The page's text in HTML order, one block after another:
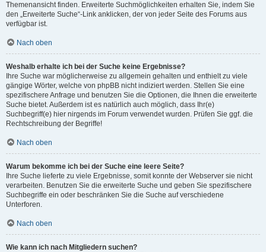
Themenansicht finden. Erweiterte Suchmöglichkeiten erhalten Sie, indem Sie
den „Erweiterte Suche“-Link anklicken, der von jeder Seite des Forums aus
verfügbar ist.
Nach oben
Weshalb erhalte ich bei der Suche keine Ergebnisse?
Ihre Suche war möglicherweise zu allgemein gehalten und enthielt zu viele
gängige Wörter, welche von phpBB nicht indiziert werden. Stellen Sie eine
spezifischere Anfrage und benutzen Sie die Optionen, die Ihnen die erweiterte
Suche bietet. Außerdem ist es natürlich auch möglich, dass Ihr(e)
Suchbegriff(e) hier nirgends im Forum verwendet wurden. Prüfen Sie ggf. die
Rechtschreibung der Begriffe!
Nach oben
Warum bekomme ich bei der Suche eine leere Seite?
Ihre Suche lieferte zu viele Ergebnisse, somit konnte der Webserver sie nicht
verarbeiten. Benutzen Sie die erweiterte Suche und geben Sie spezifischere
Suchbegriffe ein oder beschränken Sie die Suche auf verschiedene
Unterforen.
Nach oben
Wie kann ich nach Mitgliedern suchen?